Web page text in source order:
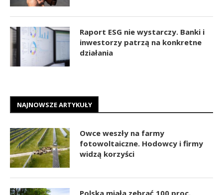
Raport ESG nie wystarczy. Banki i
inwestorzy patrzą na konkretne
działania
NAJNOWSZE ARTYKUŁY
Owce weszły na farmy
fotowoltaiczne. Hodowcy i firmy
widzą korzyści
Polska miała zebrać 100 proc.